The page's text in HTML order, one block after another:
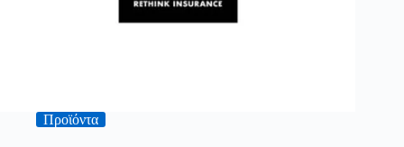
Προϊόντα